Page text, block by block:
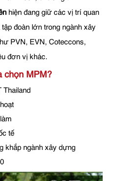
hiện đang giữ các vị trí quan
đoàn lớn trong ngành xây
PVN, EVN, Coteccons,
đơn vị khác.
chọn MPM?
Thailand
tế
khắp ngành xây dựng